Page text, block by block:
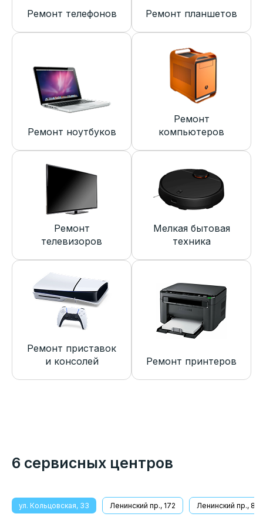
Ремонт телефонов Ремонт планшетов
Ремонт ноутбуков
Ремонт
компьютеров
Ремонт
телевизоров
Мелкая бытовая
техника
Ремонт приставок
и консолей
Ремонт принтеров
6 сервисных центров
ул. Кольцовская, 33 Ленинский пр., 172 Ленинский пр., 8/1